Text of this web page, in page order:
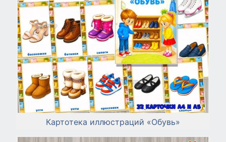
Картотека иллюстраций «Обувь»